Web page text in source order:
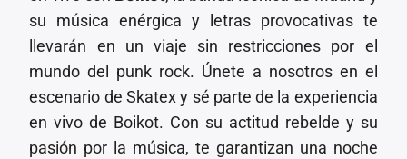
su música enérgica y letras provocativas te
llevarán en un viaje sin restricciones por el
mundo del punk rock. Únete a nosotros en el
escenario de Skatex y sé parte de la experiencia
en vivo de Boikot. Con su actitud rebelde y su
pasión por la música, te garantizan una noche